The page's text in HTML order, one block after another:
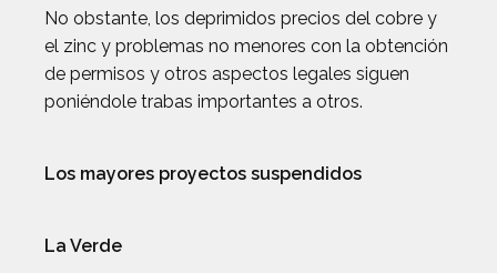
No obstante, los deprimidos precios del cobre y
el zinc y problemas no menores con la obtención
de permisos y otros aspectos legales siguen
poniéndole trabas importantes a otros.
Los mayores proyectos suspendidos
La Verde